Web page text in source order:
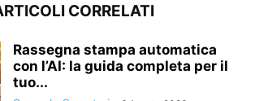
CORRELATI
Rassegna stampa automatica
con l’AI: la guida completa per il
tuo...